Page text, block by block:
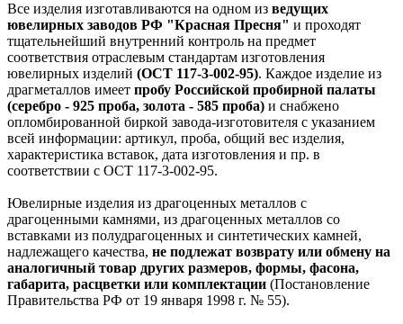
Все изделия изготавливаются на одном из ведущих
ювелирных заводов РФ "Красная Пресня" и проходят
тщательнейший внутренний контроль на предмет
соответствия отраслевым стандартам изготовления
ювелирных изделий (ОСТ 117-3-002-95). Каждое изделие из
драгметаллов имеет пробу Российской пробирной палаты
(серебро - 925 проба, золота - 585 проба) и снабжено
опломбированной биркой завода-изготовителя с указанием
всей информации: артикул, проба, общий вес изделия,
характеристика вставок, дата изготовления и пр. в
соответствии с ОСТ 117-3-002-95.
Ювелирные изделия из драгоценных металлов с
драгоценными камнями, из драгоценных металлов со
вставками из полудрагоценных и синтетических камней,
надлежащего качества, не подлежат возврату или обмену на
аналогичный товар других размеров, формы, фасона,
габарита, расцветки или комплектации (Постановление
Правительства РФ от 19 января 1998 г. № 55).